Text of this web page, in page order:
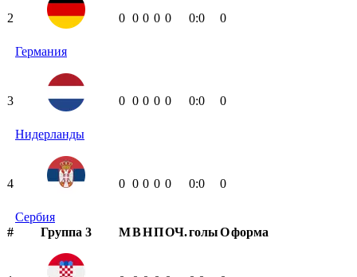
2
Германия
0 0 0 0 0 0:0 0
3
Нидерланды
0 0 0 0 0 0:0 0
4
Сербия
0 0 0 0 0 0:0 0
# Группа 3 МВНПОЧ.голыОформа